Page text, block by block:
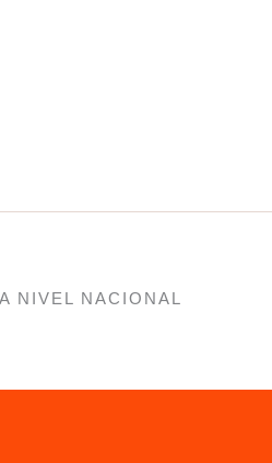
NIVEL NACIONAL